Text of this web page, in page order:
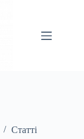
Статті